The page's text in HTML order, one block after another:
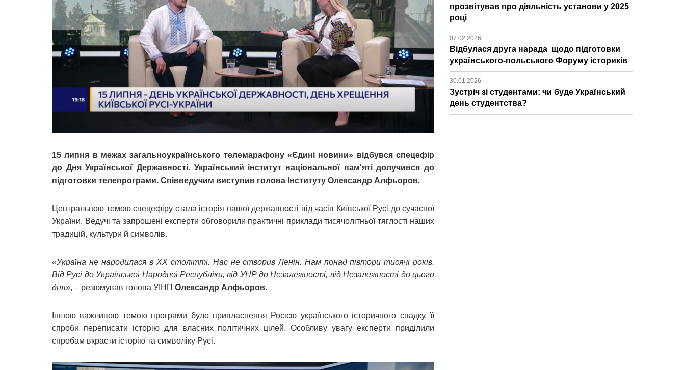
15 липня в межах загальноукраїнського телемарафону «Єдині новини» відбувся спецефір
до Дня Української Державності. Український інститут національної пам'яті долучився до
підготовки телепрограми. Співведучим виступив голова Інституту Олександр Алфьоров.
Центральною темою спецефіру стала історія нашої державності від часів Київської Русі до сучасної
України. Ведучі та запрошені експерти обговорили практичні приклади тисячолітньої тяглості наших
традицій, культури й символів.
«Україна не народилася в XX столітті. Нас не створив Ленін. Нам понад півтори тисячі років.
Від Русі до Української Народної Республіки, від УНР до Незалежності, від Незалежності до цього
дня», – резюмував голова УІНП Олександр Алфьоров.
Іншою важливою темою програми було привласнення Росією українського історичного спадку, її
спроби переписати історію для власних політичних цілей. Особливу увагу експерти приділили
спробам вкрасти історію та символіку Русі.
прозвітував про діяльність установи у 2025
році
07.02.2026
Відбулася друга нарада щодо підготовки
українського-польського Форуму істориків
30.01.2026
Зустріч зі студентами: чи буде Український
день студентства?